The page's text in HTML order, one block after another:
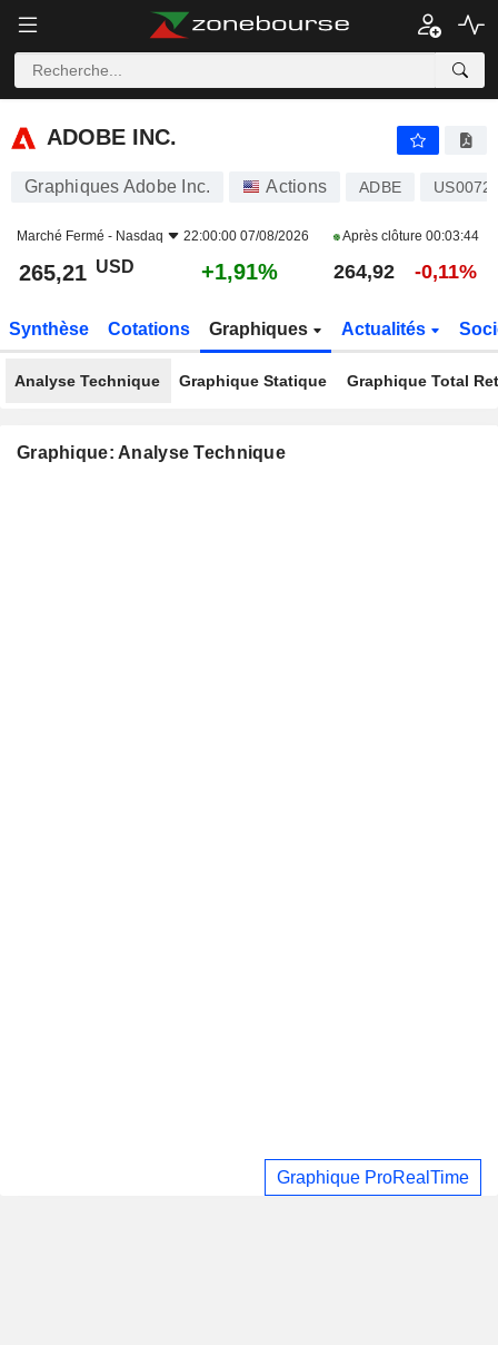
ADOBE INC.
ADOBE INC.
Graphiques Adobe Inc. Actions ADBE
Marché Fermé - Nasdaq 22:00:00 07/08/2026 Après clôture 00:03:44
265,21 USD +1,91% 264,92 -0,11%
Synthèse Cotations Graphiques Actualités
Analyse Technique Graphique Statique Graphique Total
Graphique: Analyse Technique
Graphique ProRealTime